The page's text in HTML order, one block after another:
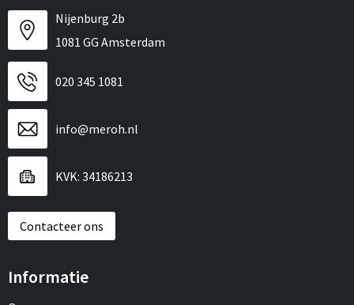
Nijenburg 2b
1081 GG Amsterdam
020 345 1081
info@meroh.nl
KVK: 34186213
Contacteer ons
Informatie